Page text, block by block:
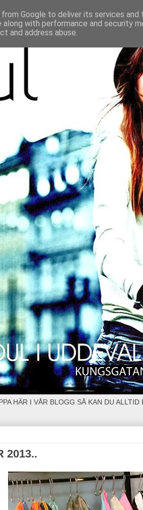
HÄR I VÅR BLOGG SÅ KAN DU ALLTID
2013..
Google to deliver its services
along with performance and security
and address abuse.